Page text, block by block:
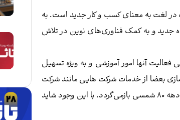
در لغت به معنای کسب و کار جدید است. به
جدید و به کمک فناوری‌های نوین در تلاش
آنها امور آموزشی و به ویژه تسهیل
بعضا از خدمات شرکت هایی مانند شرکت
بهره می‌برند. تشکیل این مدل شرکت‌ها به اواخر دهه ۸۰ شمسی باز‌می‌گردد. با این وجود شاید